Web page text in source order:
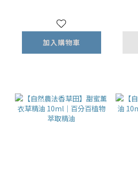
加入購物車